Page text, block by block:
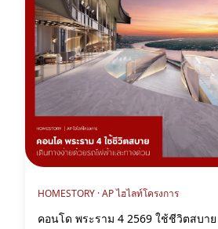
HOMESTORY ·AP ไฮไลท์โครงการ
คอนโด พระราม 4 2569 ใช้ชีวิตสบาย